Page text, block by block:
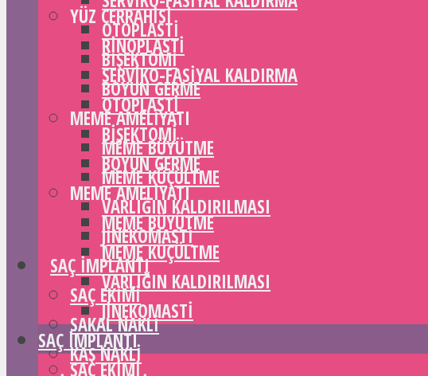
OTOPLASTI
BIŞEKTOMI
BOYUN GERME
MEME AMELIYATI
MEME BÜYÜTME
MEME KÜÇÜLTME
VARLIĞIN KALDIRILMASI
JINEKOMASTI
SAÇ IMPLANTI
SAÇ EKIMI
SAKAL NAKLI
KAŞ NAKLI
YÜZ CERRAHISI
RINOPLASTI
SERVIKO-FASIYAL KALDIRMA
OTOPLASTI
BIŞEKTOMI
BOYUN GERME
MEME AMELIYATI
MEME BÜYÜTME
MEME KÜÇÜLTME
VARLIĞIN KALDIRILMASI
JINEKOMASTI
SAÇ IMPLANTI
SAÇ EKIMI